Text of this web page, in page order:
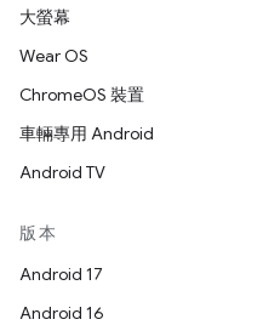
大螢幕
Wear OS
ChromeOS 裝置
車輛專用 Android
Android TV
版本
Android 17
Android 16